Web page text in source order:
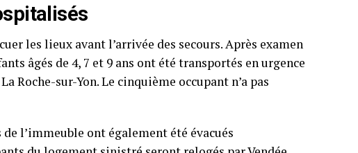
les lieux avant l’arrivée des secours. Après examen
âgés de 4, 7 et 9 ans ont été transportés en urgence
sur-Yon. Le cinquième occupant n’a pas
l’immeuble ont également été évacués